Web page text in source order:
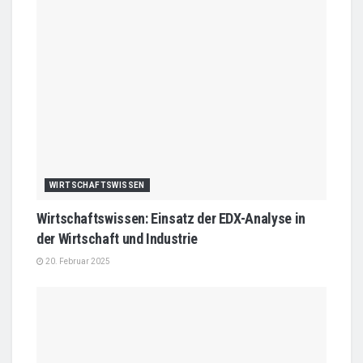
WIRTSCHAFTSWISSEN
Wirtschaftswissen: Einsatz der EDX-Analyse in
der Wirtschaft und Industrie
20. Februar 2025